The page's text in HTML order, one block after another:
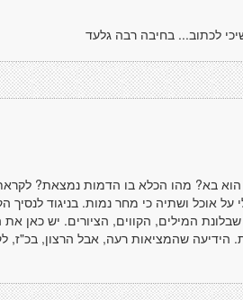
לכתוב... בחיבה רבה גלעד
הוא בא? מהו הכלא בו הדמות נמצאת?
אוכל ושתיה כי מחר נמות. בניגוד לנסיך
המילים, הקווים, הציורים. יש כאן
שהמציאות רעה, אבל הרצון, בכ"ז,